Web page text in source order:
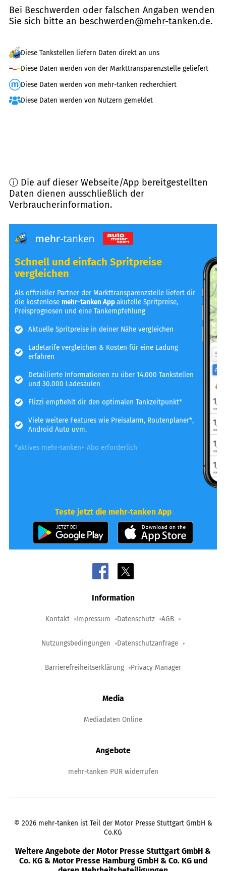
Bei Beschwerden oder falschen Angaben wenden
Sie sich bitte an beschwerden@mehr-tanken.de.
Diese Tankstellen liefern Daten direkt an uns
Diese Daten werden von der Markttransparenzstelle geliefert
Diese Daten werden von mehr-tanken recherchiert
Diese Daten werden von Nutzern gemeldet
ⓘ Die auf dieser Webseite/App bereitgestellten
Daten dienen ausschließlich der
Verbraucherinformation.
Schnell und einfach Spritpreise
vergleichen
Als offizieller Partner der Markttransparenzstelle liefert dir
die kostenlosemehr-tanken Appakutelle Spritpreise,
Preisprognosen und eine Tankempfehlung
Aktuelle Spritpreise in deiner Nähe vergleichen
Ladetarife vergleichen & Kosten für eine Ladung
erfahren
Detaillierte Informationen zu über 14.000 Tankstellen
und 30.000 Ladesäulen
Flizzi empfiehlt dir den optimalen Tankzeitpunkt*
Viele weitere Features wie Preisalarm, Routenplaner*,
Android Auto uvm.
*aktives mehr-tanken+ Abo erforderlich
Teste jetzt die mehr-tanken App
Information
Kontakt Impressum Datenschutz AGB
Nutzungsbedingungen Datenschutzanfrage
Barrierefreiheitserklärung Privacy Manager
Media
Mediadaten Online
Angebote
mehr-tanken PUR widerrufen
© 2026 mehr-tanken ist Teil der Motor Presse Stuttgart GmbH &
Co.KG
Weitere Angebote der Motor Presse Stuttgart GmbH &
Co. KG & Motor Presse Hamburg GmbH & Co. KG und